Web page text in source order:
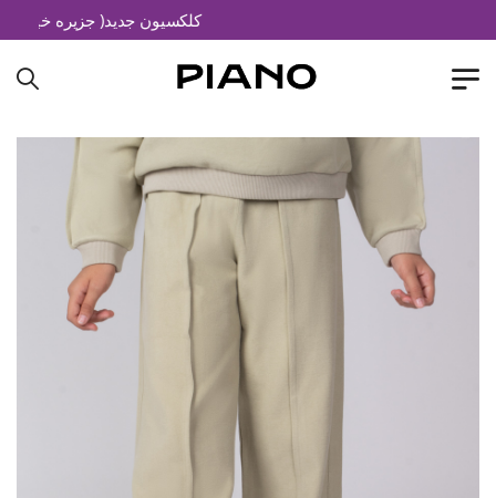
کلکسیون جدید( جزیره خیال)